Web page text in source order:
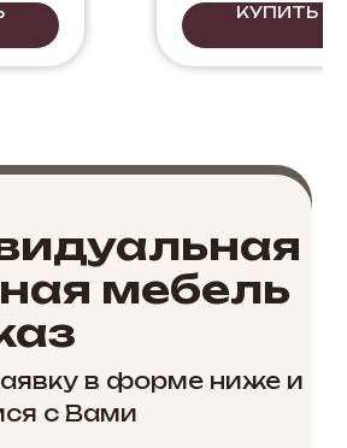
КУПИТЬ
в форме ниже и
с Вами
мебель